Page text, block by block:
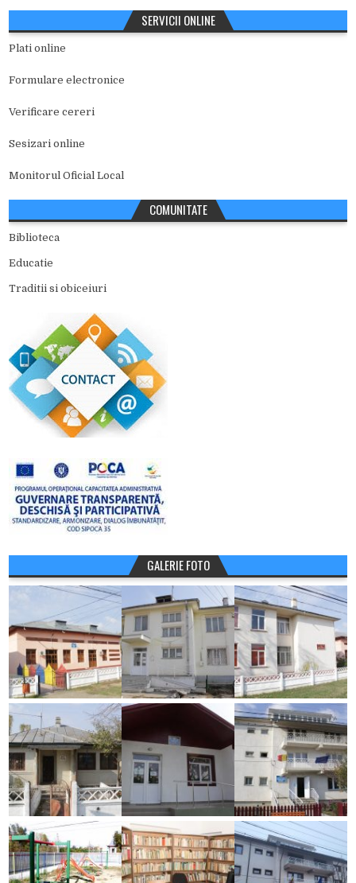
SERVICII ONLINE
Plati online
Formulare electronice
Verificare cereri
Sesizari online
Monitorul Oficial Local
COMUNITATE
Biblioteca
Educatie
Traditii si obiceiuri
GALERIE FOTO